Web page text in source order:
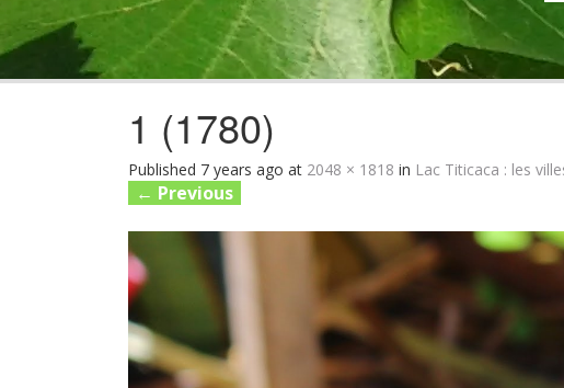
1 (1780)
Published 7 years ago at 2048 × 1818 in Lac Titicaca : les
← Previous